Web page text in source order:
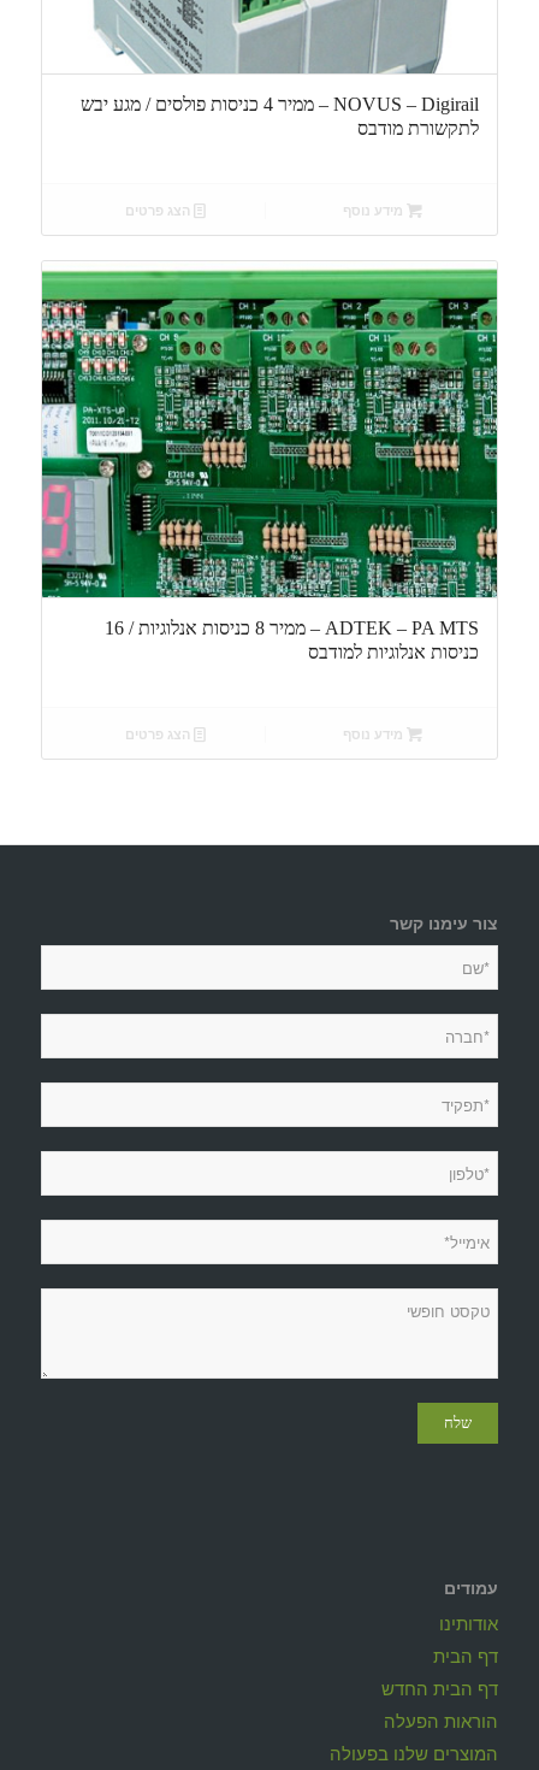
NOVUS – Digirail – ממיר 4 כניסות פולסים / מגע יבש
לתקשורת מודבס
מידע נוסף הצג פרטים
ADTEK – PA MTS – ממיר 8 כניסות אנלוגיות / 16
כניסות אנלוגיות למודבס
מידע נוסף הצג פרטים
צור עימנו קשר
עמודים
אודותינו
דף הבית
דף הבית החדש
הוראות הפעלה
המוצרים שלנו בפעולה